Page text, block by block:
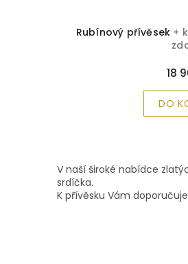
Rubínový přívěsek +
18
DO
V naší široké nabídce
srdíčka.
K přívěsku Vám